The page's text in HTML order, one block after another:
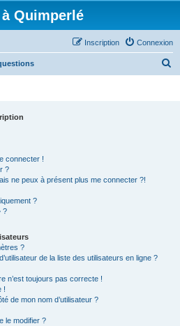
Quimperlé
Connexion
Inscription
connecter !
?
ne peux à présent plus me connecter ?!
?
?
?
de la liste des utilisateurs en ligne ?
n’est toujours pas correcte !
!
de mon nom d’utilisateur ?
le modifier ?